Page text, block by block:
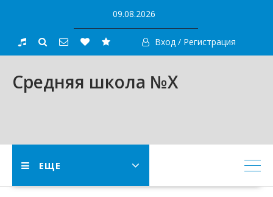
content
09.08.2026
Вход / Регистрация
Средняя школа №X
ЕЩЕ